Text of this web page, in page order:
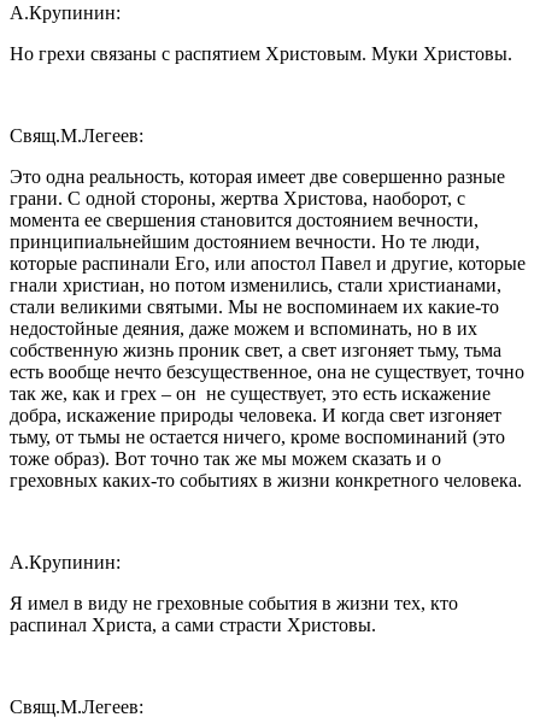
А.Крупинин:
Но грехи связаны с распятием Христовым. Муки Христовы.
Свящ.М.Легеев:
Это одна реальность, которая имеет две совершенно разные
грани. С одной стороны, жертва Христова, наоборот, с
момента ее свершения становится достоянием вечности,
принципиальнейшим достоянием вечности. Но те люди,
которые распинали Его, или апостол Павел и другие, которые
гнали христиан, но потом изменились, стали христианами,
стали великими святыми. Мы не воспоминаем их какие-то
недостойные деяния, даже можем и вспоминать, но в их
собственную жизнь проник свет, а свет изгоняет тьму, тьма
есть вообще нечто безсущественное, она не существует, точно
так же, как и грех – он не существует, это есть искажение
добра, искажение природы человека. И когда свет изгоняет
тьму, от тьмы не остается ничего, кроме воспоминаний (это
тоже образ). Вот точно так же мы можем сказать и о
греховных каких-то событиях в жизни конкретного человека.
А.Крупинин:
Я имел в виду не греховные события в жизни тех, кто
распинал Христа, а сами страсти Христовы.
Свящ.М.Легеев: